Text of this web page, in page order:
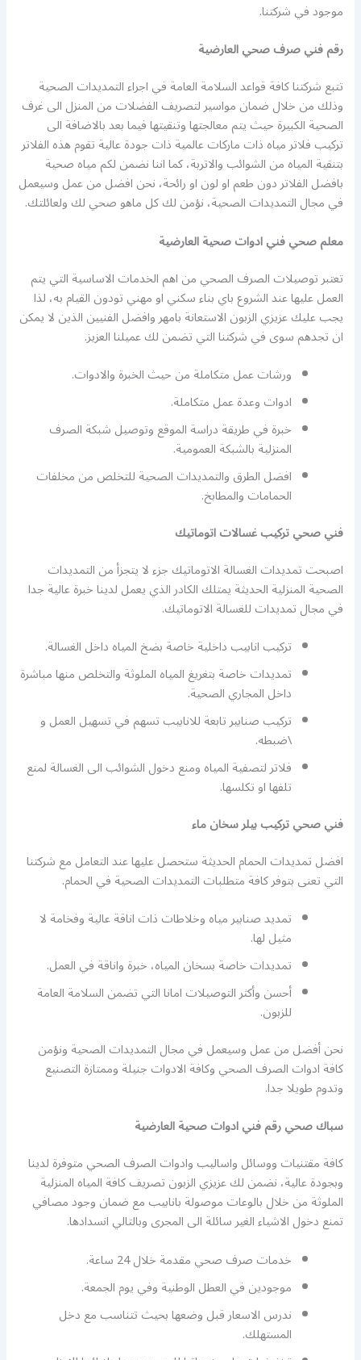
موجود في شركتنا.
رقم فني صرف صحي العارضية
تتبع شركتنا كافة قواعد السلامة العامة في اجراء التمديدات الصحية
وذلك من خلال ضمان مواسير لتصريف الفضلات من المنزل الى غرف
الصحية الكبيرة حيث يتم معالجتها وتنقيتها فيما بعد بالاضافة الى
تركيب فلاتر مياه ذات ماركات عالمية ذات جودة عالية تقوم هذه الفلاتر
بتنقية المياه من الشوائب والاتربة، كما اننا نضمن لكم مياه صحية
بافضل الفلاتر دون طعم او لون او رائحة، نحن افضل من عمل وسيعمل
في مجال التمديدات الصحية، نؤمن لك كل ماهو صحي لك ولعائلتك.
معلم صحي فني ادوات صحية العارضية
تعتبر توصيلات الصرف الصحي من اهم الخدمات الاساسية التي يتم
العمل عليها عند الشروع باي بناء سكني او مهني تودون القيام به، لذا
يجب عليك عزيزي الزبون الاستعانة بامهر وافضل الفنيين الذين لا يمكن
ان تجدهم سوى في شركتنا التي تضمن لك عميلنا العزيز.
ورشات عمل متكاملة من حيث الخبرة والادوات.
ادوات وعدة عمل متكاملة.
خبرة في طريقة دراسة الموقع وتوصيل شبكة الصرف
المنزلية بالشبكة العمومية.
افضل الطرق والتمديدات الصحية للتخلص من مخلفات
الحمامات والمطابخ.
فني صحي تركيب غسالات اتوماتيك
اصبحت تمديدات الغسالة الاتوماتيك جزء لا يتجزأ من التمديدات
الصحية المنزلية الحديثة يمتلك الكادر الذي يعمل لدينا خبرة عالية جدا
في مجال تمديدات للغسالة الاتوماتيك.
تركيب انابيب داخلية خاصة بضخ المياه داخل الغسالة.
تمديدات خاصة بتغريغ المياه الملوثة والتخلص منها مباشرة
داخل المجاري الصحية.
تركيب صنابير تابعة للانابيب تسهم في تسهيل العمل و
\ضبطه.
فلاتر لتصفية المياه ومنع دخول الشوائب الى الغسالة لمنع
تلفها او تكلسها.
فني صحي تركيب بيلر سخان ماء
افضل تمديدات الحمام الحديثة ستحصل عليها عند التعامل مع شركتنا
التي تعنى بتوفر كافة متطلبات التمديدات الصحية في الحمام.
تمديد صنابير مياه وخلاطات ذات اناقة عالية وفخامة لا
مثيل لها.
تمديدات خاصة بسخان المياه، خبرة واناقة في العمل.
أحسن وأكثر التوصيلات امانا التي تضمن السلامة العامة
للزبون.
نحن أفضل من عمل وسيعمل في مجال التمديدات الصحية ونؤمن
كافة ادوات الصرف الصحي وكافة الادوات جنيلة وممتازة التصنيع
وتدوم طويلا جدا.
سباك صحي رقم فني ادوات صحية العارضية
كافة مقتنيات ووسائل واساليب وادوات الصرف الصحي متوفرة لدينا
وبجودة عالية، نضمن لك عزيزي الزبون تصريف كافة المياه المنزلية
الملوثة من خلال بالوعات موصولة بانابيب مع ضمان وجود مصافي
تمنع دخول الاشياء الغير سائلة الى المجرى وبالتالي انسدادها.
خدمات صرف صحي مقدمة خلال 24 ساعة.
موجودين في العطل الوطنية وفي يوم الجمعة.
ندرس الاسعار قبل وضعها بحيث تتناسب مع دخل
المستهلك.